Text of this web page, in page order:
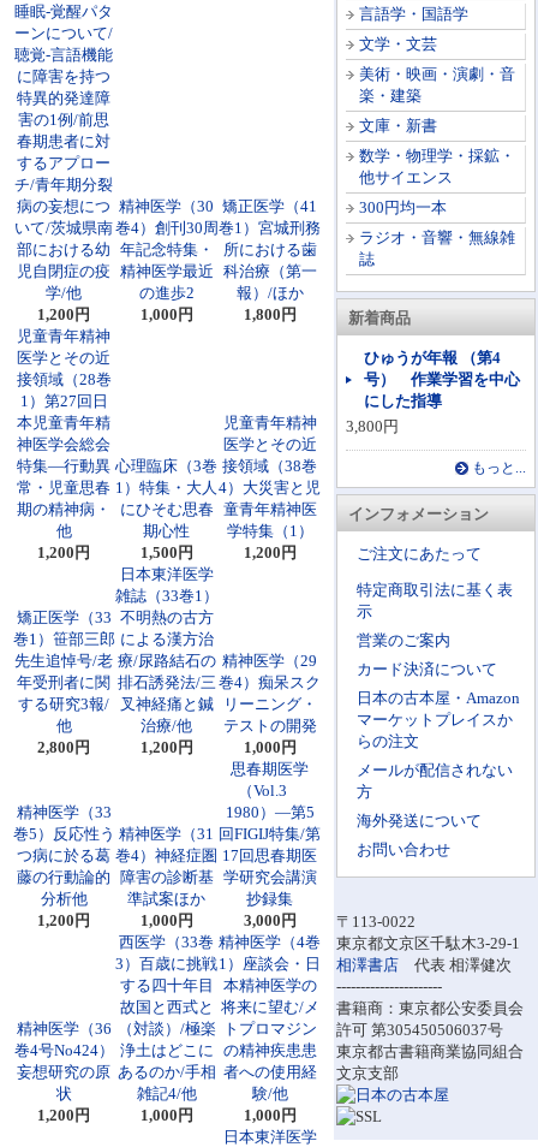
言語学・国語学
文学・文芸
美術・映画・演劇・音
楽・建築
文庫・新書
数学・物理学・採鉱・
他サイエンス
300円均一本
ラジオ・音響・無線雑
誌
新着商品
ひゅうが年報 （第4
号） 作業学習を中心
にした指導
3,800円
もっと...
インフォメーション
ご注文にあたって
特定商取引法に基く表
示
営業のご案内
カード決済について
日本の古本屋・Amazon
マーケットプレイスか
らの注文
メールが配信されない
方
海外発送について
お問い合わせ
〒113-0022
東京都文京区千駄木3-29-1
相澤書店 代表 相澤健次
----------------------
書籍商：東京都公安委員会
許可 第305450506037号
東京都古書籍商業協同組合
文京支部
睡眠‐覚醒パタ
ーンについて/
聴覚‐言語機能
に障害を持つ
特異的発達障
害の1例/前思
春期患者に対
するアプロー
チ/青年期分裂
病の妄想につ
いて/茨城県南
部における幼
児自閉症の疫
学/他
1,200円
精神医学（30
巻4）創刊30周
年記念特集・
精神医学最近
の進歩2
1,000円
矯正医学（41
巻1）宮城刑務
所における歯
科治療（第一
報）/ほか
1,800円
児童青年精神
医学とその近
接領域（28巻
1）第27回日
本児童青年精
神医学会総会
特集―行動異
常・児童思春
期の精神病・
他
1,200円
心理臨床（3巻
1）特集・大人
にひそむ思春
期心性
1,500円
児童青年精神
医学とその近
接領域（38巻
4）大災害と児
童青年精神医
学特集（1）
1,200円
矯正医学（33
巻1）笹部三郎
先生追悼号/老
年受刑者に関
する研究3報/
他
2,800円
日本東洋医学
雑誌（33巻1）
不明熱の古方
による漢方治
療/尿路結石の
排石誘発法/三
叉神経痛と鍼
治療/他
1,200円
精神医学（29
巻4）痴呆スク
リーニング・
テストの開発
1,000円
精神医学（33
巻5）反応性う
つ病に於る葛
藤の行動論的
分析他
1,200円
精神医学（31
巻4）神経症圏
障害の診断基
準試案ほか
1,000円
思春期医学
（Vol.3
1980）―第5
回FIGIJ特集/第
17回思春期医
学研究会講演
抄録集
3,000円
精神医学（36
巻4号No424）
妄想研究の原
状
1,200円
西医学（33巻
3）百歳に挑戦
する四十年目
故国と西式と
（対談）/極楽
浄土はどこに
あるのか/手相
雑記4/他
1,000円
精神医学（4巻
1）座談会・日
本精神医学の
将来に望む/メ
トプロマジン
の精神疾患患
者への使用経
験/他
1,000円
日本東洋医学